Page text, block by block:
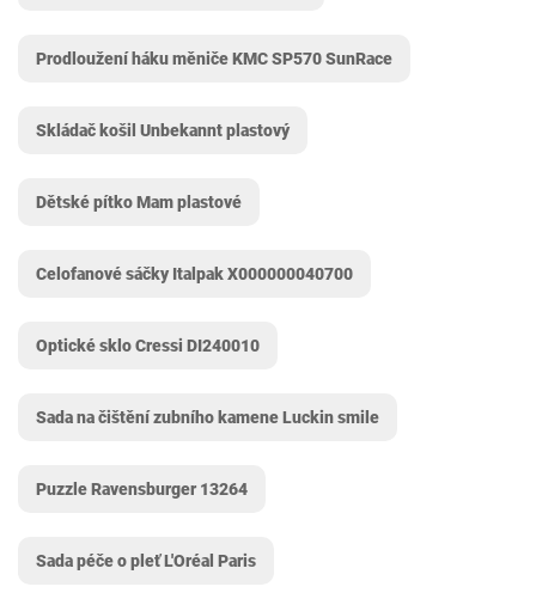
Prodloužení háku měniče KMC SP570 SunRace
Skládač košil Unbekannt plastový
Dětské pítko Mam plastové
Celofanové sáčky Italpak X000000040700
Optické sklo Cressi ‎DI240010
Sada na čištění zubního kamene Luckin smile
Puzzle Ravensburger 13264
Sada péče o pleť L'Oréal Paris